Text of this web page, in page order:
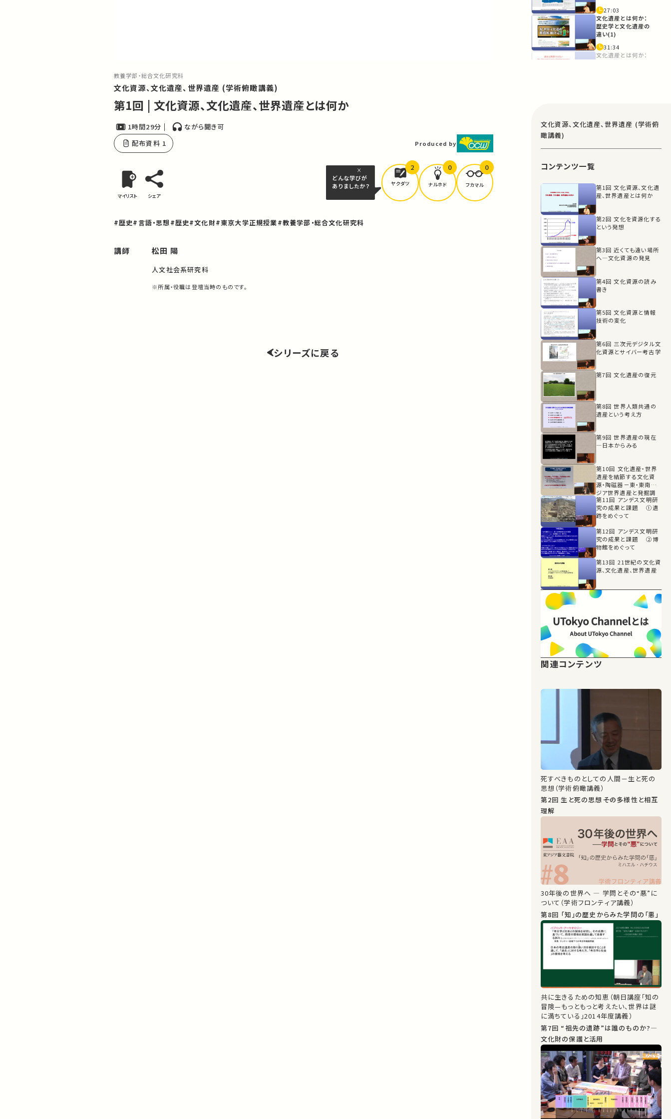
教養学部・総合文化研究科
文化資源、文化遺産、世界遺産 (学術俯瞰講義)
第1回 | 文化資源、文化遺産、世界遺産とは何か
1時間29分
ながら聞き可
配布資料 1
Produced by
マイリスト シェア
どんな学びが
ありましたか？
ヤクダツ
2
ナルホド
0
フカマル
0
#歴史#言語・思想#歴史#文化財#東京大学正規授業#教養学部・総合文化研究科
講師 松田 陽
人文社会系研究科
※所属・役職は登壇当時のものです。
シリーズに戻る
27:03
文化遺産とは何か：
歴史学と文化遺産の
違い(1)
31:34
文化遺産とは何か：
47:27
文化資源とは何か
1:07:48
文化資源とは何か
(3)
1:19:05
文化資源、文化遺産、世界遺産 (学術俯
瞰講義)
コンテンツ一覧
第1回 文化資源、文化遺
産、世界遺産とは何か
第2回 文化を資源化する
という発想
第3回 近くても遠い場所
へ―文化資源の発見
第4回 文化資源の読み
書き
第5回 文化資源と情報
技術の変化
第6回 三次元デジタル文
化資源とサイバー考古学
第7回 文化遺産の復元
第8回 世界人類共通の
遺産という考え方
第9回 世界遺産の現在
―日本からみる
第10回 文化遺産・世界
遺産を結節する文化資
源・陶磁器－東・東南ア
ジア世界遺産と発掘調
査成果
第11回 アンデス文明研
究の成果と課題 ①遺
跡をめぐって
第12回 アンデス文明研
究の成果と課題 ②博
物館をめぐって
第13回 21世紀の文化資
源、文化遺産、世界遺産
関連コンテンツ
死すべきものとしての人間－生と死の
思想（学術俯瞰講義）
第2回 生と死の思想――その多様性と相互
理解
30年後の世界へ ― 学問とその“悪”に
ついて（学術フロンティア講義）
第8回 「知」の歴史からみた学問の「悪」
共に生きるための知恵（朝日講座「知の
冒険—もっともっと考えたい、世界は謎
に満ちている」2014年度講義）
第7回 “祖先の遺跡”は誰のものか?―
文化財の保護と活用